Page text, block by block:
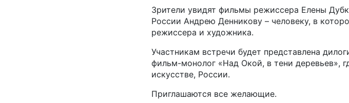
Зрители увидят фильмы режиссера Елены
России Андрею Денникову – человеку, в
режиссера и художника.
Участникам встречи будет представлена
фильм-монолог «Над Окой, в тени деревьев»,
искусстве, России.
Приглашаются все желающие.